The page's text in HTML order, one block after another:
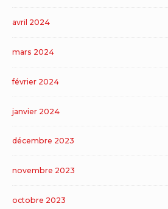
avril 2024
mars 2024
février 2024
janvier 2024
décembre 2023
novembre 2023
octobre 2023